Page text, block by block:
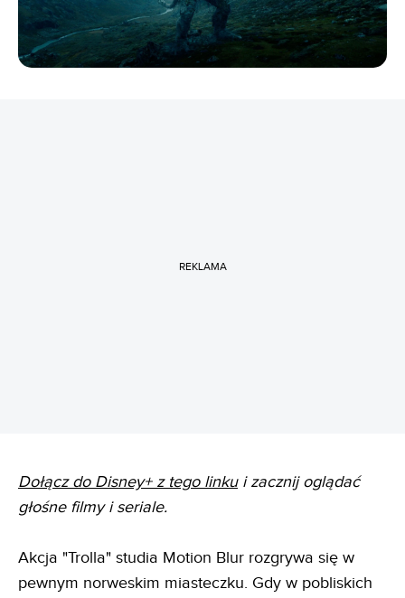
REKLAMA
Dołącz do Disney+ z tego linkui zacznij oglądać
głośne filmy i seriale.
Akcja "Trolla" studia Motion Blur rozgrywa się w
pewnym norweskim miasteczku. Gdy w pobliskich